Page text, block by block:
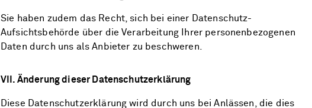
Sie haben zudem das Recht, sich bei einer Datenschutz-
Aufsichtsbehörde über die Verarbeitung Ihrer personenbezogenen
Daten durch uns als Anbieter zu beschweren.
VII. Änderung dieser Datenschutzerklärung
Diese Datenschutzerklärung wird durch uns bei Anlässen, die dies